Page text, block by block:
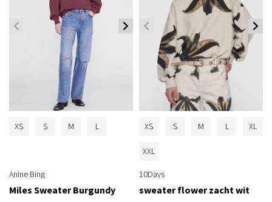
XS S M L
Anine Bing
Miles Sweater Burgundy
XS S M L XL
XXL
10Days
sweater flower zacht wit